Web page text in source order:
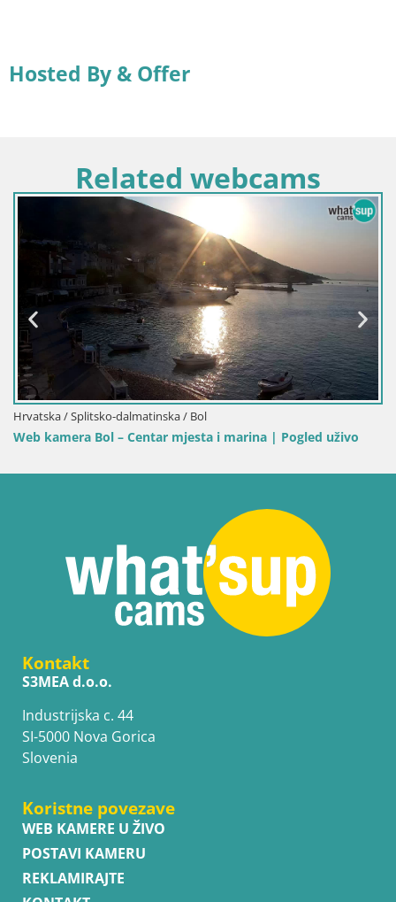
Hosted By & Offer
Related webcams
| Pogled uživo
Hrvatska / Splitsko-dalmatinska / Bol
Web kamera Bol Riva – Pogled uživo
Kontakt
S3MEA d.o.o.
Industrijska c. 44
SI-5000 Nova Gorica
Slovenia
Koristne povezave
WEB KAMERE U ŽIVO
POSTAVI KAMERU
REKLAMIRAJTE